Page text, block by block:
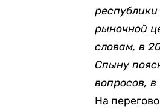
рыночной
словам, в
Спыну
вопросов,
На